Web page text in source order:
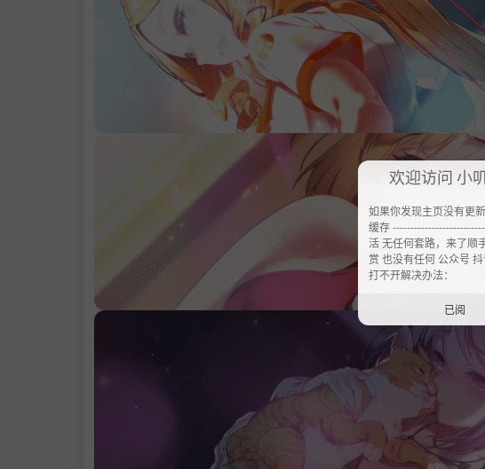
欢迎访问 小
如果你发现主页没有更
缓存
活 无任何套路，来了顺
赏 也没有任何 公众号
打不开解决办法：
已阅